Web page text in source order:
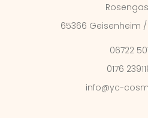
65366 Geisenheim
06722
0176
info@yc-